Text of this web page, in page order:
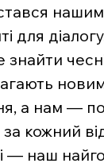
нашим
для
знайти
а нам —
за кожний
— наш